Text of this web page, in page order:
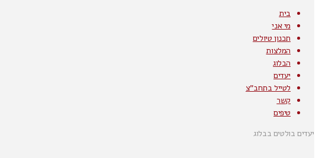
בית
מי אני
תכנון טיולים
המלצות
הבלוג
יעדים
לטייל בתחב"צ
קשר
טיפים
יעדים בולטים בבלוג